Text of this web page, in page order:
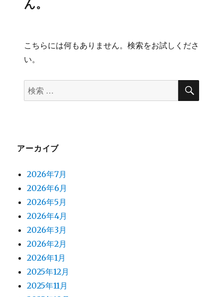
こちらには何もありません。検索をお試しくださ
い。
検
索
検
アーカイブ
2026年7月
2026年6月
2026年5月
2026年4月
2026年3月
2026年2月
2026年1月
2025年12月
2025年11月